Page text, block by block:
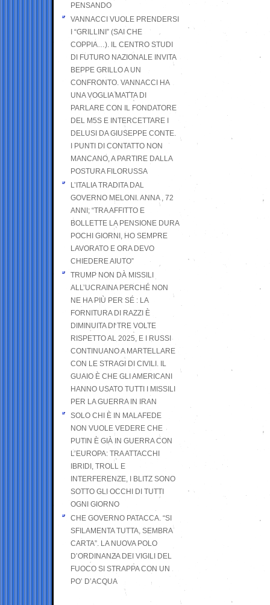
PENSANDO
VANNACCI VUOLE PRENDERSI
I “GRILLINI” (SAI CHE
COPPIA…). IL CENTRO STUDI
DI FUTURO NAZIONALE INVITA
BEPPE GRILLO A UN
CONFRONTO. VANNACCI HA
UNA VOGLIA MATTA DI
PARLARE CON IL FONDATORE
DEL M5S E INTERCETTARE I
DELUSI DA GIUSEPPE CONTE.
I PUNTI DI CONTATTO NON
MANCANO, A PARTIRE DALLA
POSTURA FILORUSSA
L’ITALIA TRADITA DAL
GOVERNO MELONI. ANNA , 72
ANNI; “TRA AFFITTO E
BOLLETTE LA PENSIONE DURA
POCHI GIORNI, HO SEMPRE
LAVORATO E ORA DEVO
CHIEDERE AIUTO”
TRUMP NON DÀ MISSILI
ALL’UCRAINA PERCHÉ NON
NE HA PIÙ PER SÉ : LA
FORNITURA DI RAZZI È
DIMINUITA DI TRE VOLTE
RISPETTO AL 2025, E I RUSSI
CONTINUANO A MARTELLARE
CON LE STRAGI DI CIVILI. IL
GUAIO È CHE GLI AMERICANI
HANNO USATO TUTTI I MISSILI
PER LA GUERRA IN IRAN
SOLO CHI È IN MALAFEDE
NON VUOLE VEDERE CHE
PUTIN È GIÀ IN GUERRA CON
L’EUROPA: TRA ATTACCHI
IBRIDI, TROLL E
INTERFERENZE, I BLITZ SONO
SOTTO GLI OCCHI DI TUTTI
OGNI GIORNO
CHE GOVERNO PATACCA. “SI
SFILAMENTA TUTTA, SEMBRA
CARTA”. LA NUOVA POLO
D’ORDINANZA DEI VIGILI DEL
FUOCO SI STRAPPA CON UN
PO’ D’ACQUA